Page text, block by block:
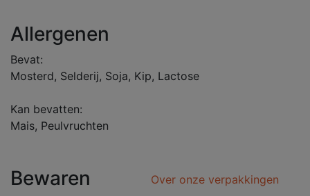
Allergenen
Bevat:
Mosterd, Selderij, Soja, Kip, Lactose
Kan bevatten:
Mais, Peulvruchten
Bewaren
Over onze verpakkingen